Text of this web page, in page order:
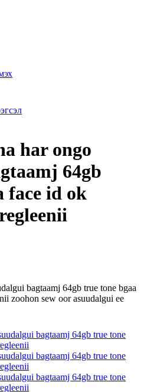
har ongo
64gb
face id ok
bagtaamj 64gb true tone bgaa
zoohon sew oor asuudalgui ee